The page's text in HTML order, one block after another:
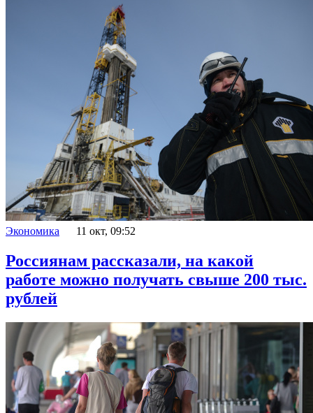
Экономика 11 окт, 09:52
Россиянам рассказали, на какой
работе можно получать свыше 200 тыс.
рублей